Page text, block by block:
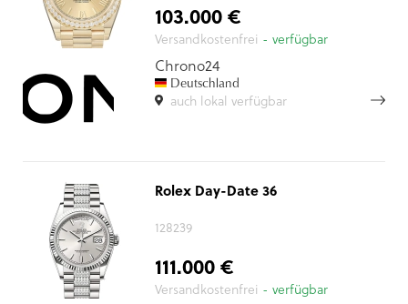
103.000 €
Versandkostenfrei - verfügbar
Chrono24
Deutschland
auch lokal verfügbar
Rolex Day-Date 36
128239
111.000 €
Versandkostenfrei - verfügbar